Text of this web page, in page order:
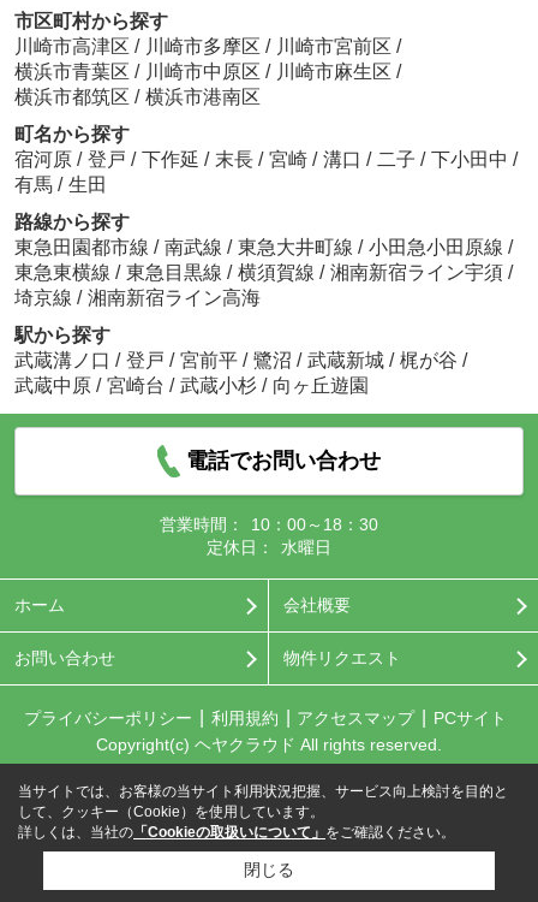
市区町村から探す
川崎市高津区 / 川崎市多摩区 / 川崎市宮前区 /
横浜市青葉区 / 川崎市中原区 / 川崎市麻生区 /
横浜市都筑区 / 横浜市港南区
町名から探す
宿河原 / 登戸 / 下作延 / 末長 / 宮崎 / 溝口 / 二子 / 下小田中 /
有馬 / 生田
路線から探す
東急田園都市線 / 南武線 / 東急大井町線 / 小田急小田原線 /
東急東横線 / 東急目黒線 / 横須賀線 / 湘南新宿ライン宇須 /
埼京線 / 湘南新宿ライン高海
駅から探す
武蔵溝ノ口 / 登戸 / 宮前平 / 鷺沼 / 武蔵新城 / 梶が谷 /
武蔵中原 / 宮崎台 / 武蔵小杉 / 向ヶ丘遊園
電話でお問い合わせ
営業時間：
10：00～18：30
定休日：
水曜日
ホーム 会社概要
お問い合わせ 物件リクエスト
プライバシーポリシー 利用規約 アクセスマップ
PCサイト
Copyright(c) ヘヤクラウド All rights reserved.
当サイトでは、お客様の当サイト利用状況把握、サービス向上検討を目的と
して、クッキー（Cookie）を使用しています。
詳しくは、当社の 「Cookieの取扱いについて」 をご確認ください。
閉じる